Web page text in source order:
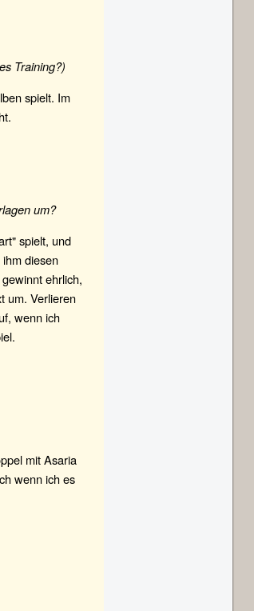
Training?)
spielt. Im
um?
spielt, und
diesen
ehrlich,
um. Verlieren
wenn ich
mit Asaria
wenn ich es